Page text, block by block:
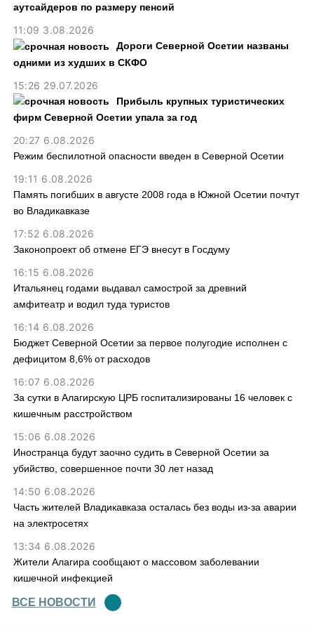
аутсайдеров по размеру пенсий
11:09 3.08.2026
Дороги Северной Осетии названы
одними из худших в СКФО
15:26 29.07.2026
Прибыль крупных туристических
фирм Северной Осетии упала за год
20:27 6.08.2026
Режим беспилотной опасности введен в Северной Осетии
19:11 6.08.2026
Память погибших в августе 2008 года в Южной Осетии почтут
во Владикавказе
17:52 6.08.2026
Законопроект об отмене ЕГЭ внесут в Госдуму
16:15 6.08.2026
Итальянец годами выдавал самострой за древний
амфитеатр и водил туда туристов
16:14 6.08.2026
Бюджет Северной Осетии за первое полугодие исполнен с
дефицитом 8,6% от расходов
16:07 6.08.2026
За сутки в Алагирскую ЦРБ госпитализированы 16 человек с
кишечным расстройством
15:06 6.08.2026
Иностранца будут заочно судить в Северной Осетии за
убийство, совершенное почти 30 лет назад
14:50 6.08.2026
Часть жителей Владикавказа осталась без воды из-за аварии
на электросетях
13:34 6.08.2026
Жители Алагира сообщают о массовом заболевании
кишечной инфекцией
ВСЕ НОВОСТИ